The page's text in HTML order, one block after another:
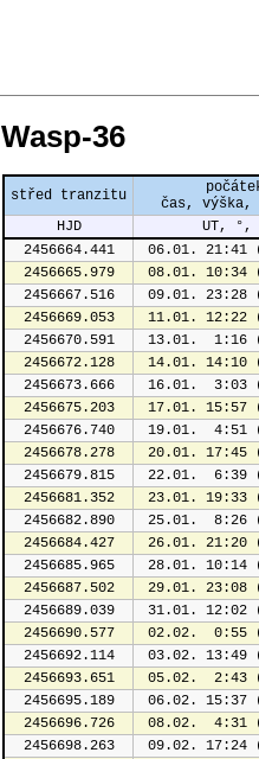
Wasp-36
střed tranzitu
čas, výška,
HJD
UT, °,
2456664.441
06.01. 21:41
2456665.979
08.01. 10:34
2456667.516
09.01. 23:28
2456669.053
11.01. 12:22
2456670.591
13.01.  1:16
2456672.128
14.01. 14:10
2456673.666
16.01.  3:03
2456675.203
17.01. 15:57
2456676.740
19.01.  4:51
2456678.278
20.01. 17:45
2456679.815
22.01.  6:39
2456681.352
23.01. 19:33
2456682.890
25.01.  8:26
2456684.427
26.01. 21:20
2456685.965
28.01. 10:14
2456687.502
29.01. 23:08
2456689.039
31.01. 12:02
2456690.577
02.02.  0:55
2456692.114
03.02. 13:49
2456693.651
05.02.  2:43
2456695.189
06.02. 15:37
2456696.726
08.02.  4:31
2456698.263
09.02. 17:24